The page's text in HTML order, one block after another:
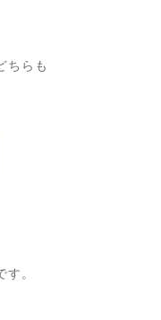
ちらも
。